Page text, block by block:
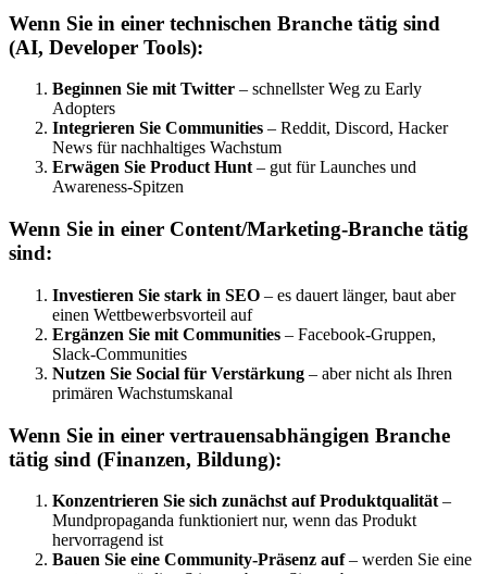
Wenn Sie in einer technischen Branche tätig sind
(AI, Developer Tools):
Beginnen Sie mit Twitter – schnellster Weg zu Early
Adopters
Integrieren Sie Communities – Reddit, Discord, Hacker
News für nachhaltiges Wachstum
Erwägen Sie Product Hunt – gut für Launches und
Awareness-Spitzen
Wenn Sie in einer Content/Marketing-Branche tätig
sind:
Investieren Sie stark in SEO – es dauert länger, baut aber
einen Wettbewerbsvorteil auf
Ergänzen Sie mit Communities – Facebook-Gruppen,
Slack-Communities
Nutzen Sie Social für Verstärkung – aber nicht als Ihren
primären Wachstumskanal
Wenn Sie in einer vertrauensabhängigen Branche
tätig sind (Finanzen, Bildung):
Konzentrieren Sie sich zunächst auf Produktqualität –
Mundpropaganda funktioniert nur, wenn das Produkt
hervorragend ist
Bauen Sie eine Community-Präsenz auf– werden Sie eine